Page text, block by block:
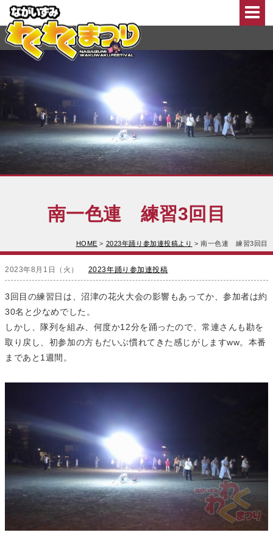
南一色連 練習3回目
HOME > 2023年踊り参加連投稿より >南一色連 練習3回目
2023年8月1日（火） 2023年踊り参加連投稿
3回目の練習日は、沼津の花火大会の影響もあってか、参加者は約
30名と少なめでした。
しかし、隊列を組み、何度か12分を踊ったので、常連さんも勘を
取り戻し、初参加の方もだいぶ慣れてきた感じがしますww。本番
まであと1週間。